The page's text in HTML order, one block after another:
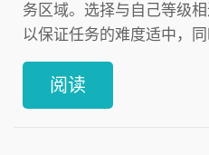
务区域。选择与自己等级
以保证任务的难度适中，
阅读